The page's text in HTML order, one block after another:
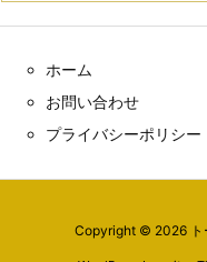
ホーム
お問い合わせ
プライバシーポリシー
Copyright © 2026